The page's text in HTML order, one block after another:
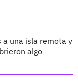
a una isla remota y
algo